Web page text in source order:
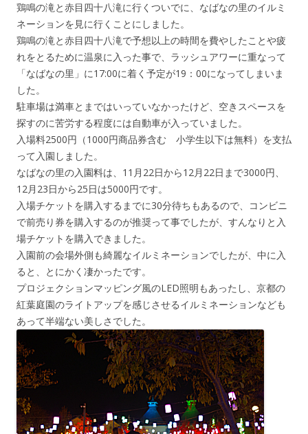
鶏鳴の滝と赤目四十八滝に行くついでに、なばなの里のイルミ
ネーションを見に行くことにしました。
鶏鳴の滝と赤目四十八滝で予想以上の時間を費やしたことや疲
れをとるために温泉に入った事で、ラッシュアワーに重なって
「なばなの里」に17:00に着く予定が19：00になってしまいま
した。
駐車場は満車とまではいっていなかったけど、空きスペースを
探すのに苦労する程度には自動車が入っていました。
入場料2500円（1000円商品券含む 小学生以下は無料）を支払
って入園しました。
なばなの里の入園料は、11月22日から12月22日まで3000円、
12月23日から25日は5000円です。
入場チケットを購入するまでに30分待ちもあるので、コンビニ
で前売り券を購入するのが推奨って事でしたが、すんなりと入
場チケットを購入できました。
入園前の会場外側も綺麗なイルミネーションでしたが、中に入
ると、とにかく凄かったです。
プロジェクションマッピング風のLED照明もあったし、京都の
紅葉庭園のライトアップを感じさせるイルミネーションなども
あって半端ない美しさでした。